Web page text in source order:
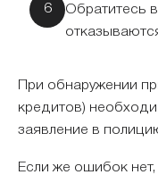
Обратитесь
При обнаружении
кредитов)
заявление в
Если же ошибок нет,